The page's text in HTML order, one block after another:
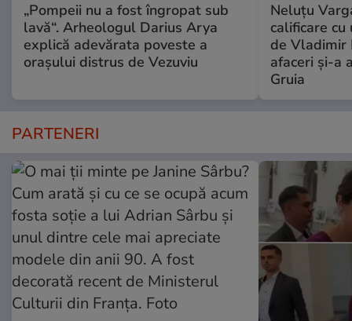
„Pompeii nu a fost îngropat sub
lavă“. Arheologul Darius Arya
explică adevărata poveste a
orașului distrus de Vezuviu
Neluțu
calificare
de Vladimir
afaceri şi-a
Gruia
PARTENERI